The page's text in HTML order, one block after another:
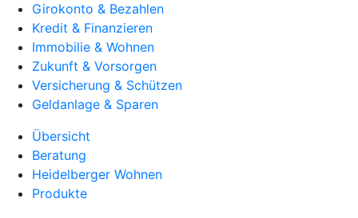
Girokonto & Bezahlen
Kredit & Finanzieren
Immobilie & Wohnen
Zukunft & Vorsorgen
Versicherung & Schützen
Geldanlage & Sparen
Übersicht
Beratung
Heidelberger Wohnen
Produkte